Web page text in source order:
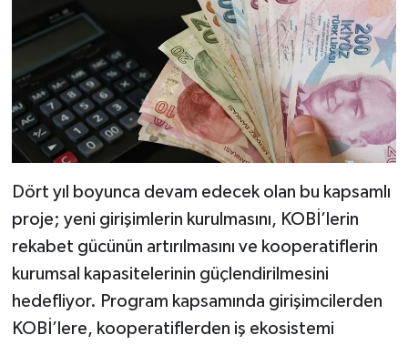
Dört yıl boyunca devam edecek olan bu kapsamlı
proje; yeni girişimlerin kurulmasını, KOBİ’lerin
rekabet gücünün artırılmasını ve kooperatiflerin
kurumsal kapasitelerinin güçlendirilmesini
hedefliyor. Program kapsamında girişimcilerden
KOBİ’lere, kooperatiflerden iş ekosistemi